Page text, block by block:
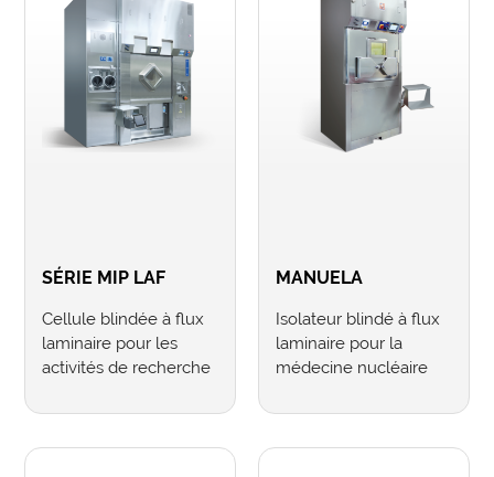
SÉRIE MIP LAF
Cellule blindée à flux
laminaire pour les
activités de recherche
MANUELA
Isolateur blindé à flux
laminaire pour la
médecine nucléaire